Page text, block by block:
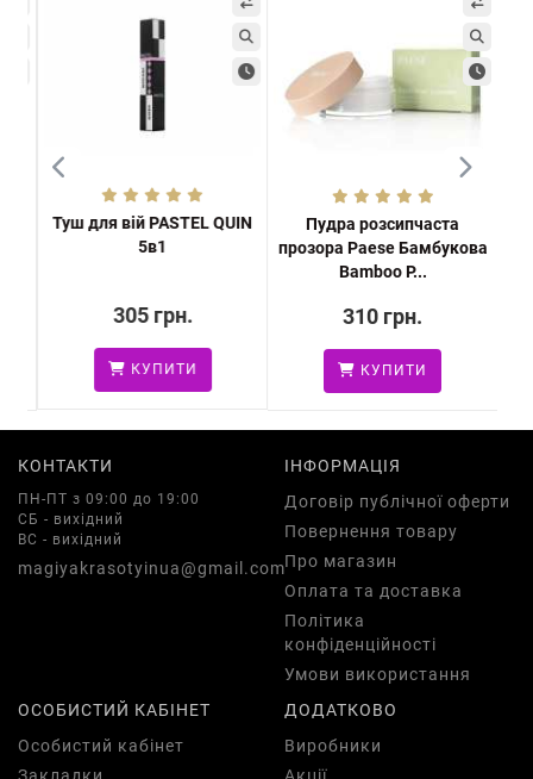
Туш для вій PASTEL QUIN
5в1
305 грн.
КУПИТИ
Пудра розсипчаста
прозора Paese Бамбукова
Bamboo P...
310 грн.
КУПИТИ
КОНТАКТИ
ПН-ПТ з 09:00 до 19:00
СБ - вихідний
ВС - вихідний
magiyakrasotyinua@gmail.com
ІНФОРМАЦІЯ
Договір публічної оферти
Повернення товару
Про магазин
Оплата та доставка
Політика
конфіденційності
Умови використання
ОСОБИСТИЙ КАБІНЕТ
Особистий кабінет
ДОДАТКОВО
Виробники